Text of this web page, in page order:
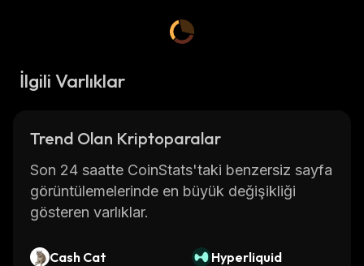
İlgili Varlıklar
Trend Olan Kriptoparalar
Son 24 saatte CoinStats'taki benzersiz sayfa
görüntülemelerinde en büyük değişikliği
gösteren varlıklar.
Cash Cat
Hyperliquid